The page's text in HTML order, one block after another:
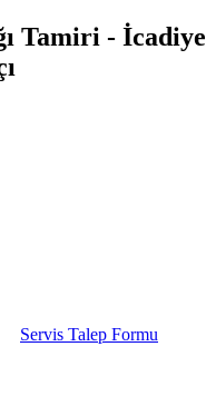
Tamiri - İcadiye
Servis Talep Formu